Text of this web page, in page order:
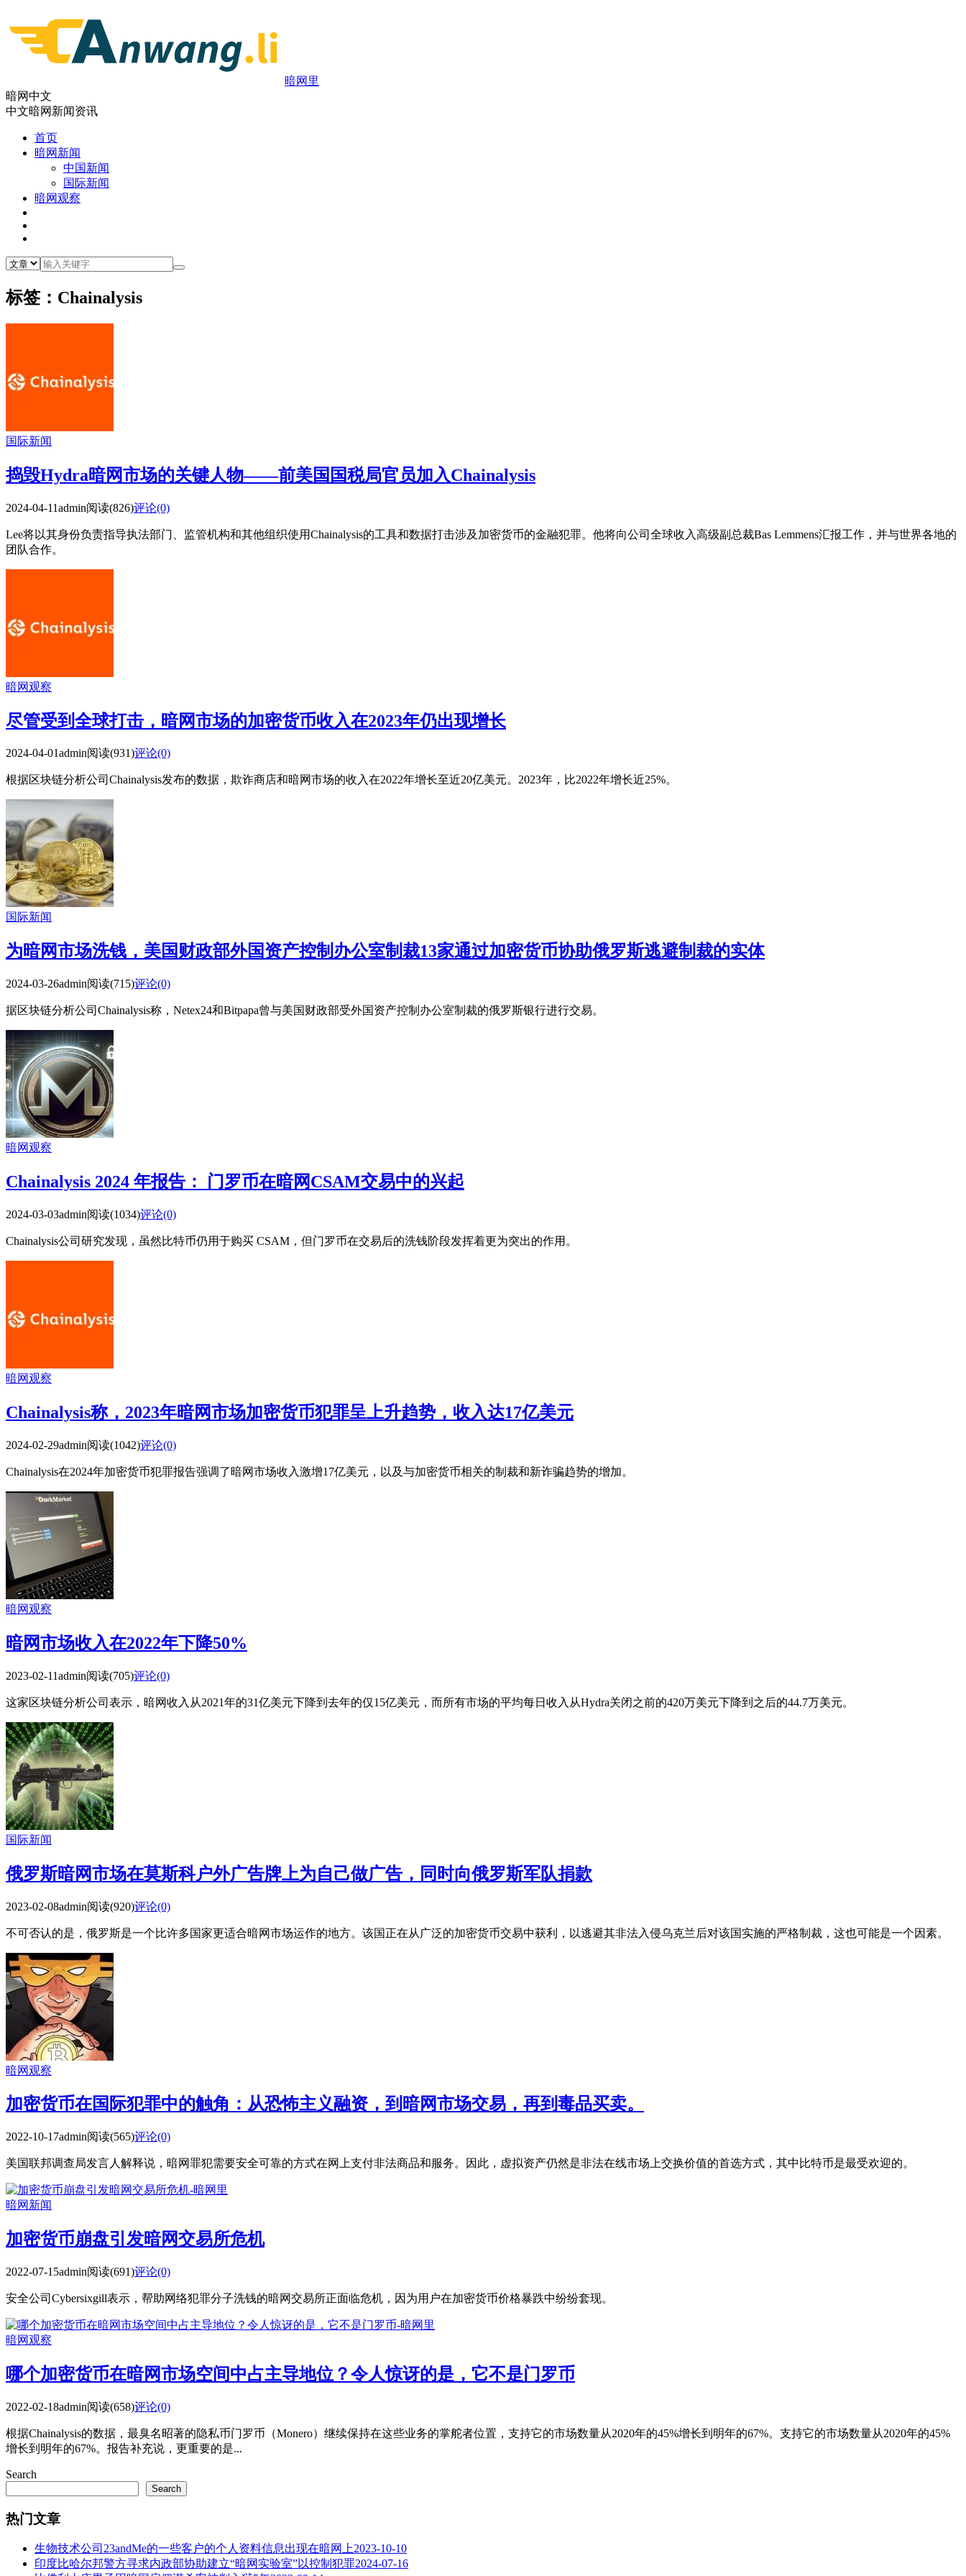
暗网里
暗网中文
中文暗网新闻资讯
首页
暗网新闻
中国新闻
国际新闻
暗网观察
标签：Chainalysis
国际新闻
捣毁Hydra暗网市场的关键人物——前美国国税局官员加入Chainalysis
2024-04-11admin阅读(826)评论(0)
Lee将以其身份负责指导执法部门、监管机构和其他组织使用Chainalysis的工具和数据打击涉及加密货币的金融犯罪。他将向公司全球收入高级副总裁Bas Lemmens汇报工作，并与世界各地的
团队合作。
暗网观察
尽管受到全球打击，暗网市场的加密货币收入在2023年仍出现增长
2024-04-01admin阅读(931)评论(0)
根据区块链分析公司Chainalysis发布的数据，欺诈商店和暗网市场的收入在2022年增长至近20亿美元。2023年，比2022年增长近25%。
国际新闻
为暗网市场洗钱，美国财政部外国资产控制办公室制裁13家通过加密货币协助俄罗斯逃避制裁的实体
2024-03-26admin阅读(715)评论(0)
据区块链分析公司Chainalysis称，Netex24和Bitpapa曾与美国财政部受外国资产控制办公室制裁的俄罗斯银行进行交易。
暗网观察
Chainalysis 2024 年报告： 门罗币在暗网CSAM交易中的兴起
2024-03-03admin阅读(1034)评论(0)
Chainalysis公司研究发现，虽然比特币仍用于购买 CSAM，但门罗币在交易后的洗钱阶段发挥着更为突出的作用。
暗网观察
Chainalysis称，2023年暗网市场加密货币犯罪呈上升趋势，收入达17亿美元
2024-02-29admin阅读(1042)评论(0)
Chainalysis在2024年加密货币犯罪报告强调了暗网市场收入激增17亿美元，以及与加密货币相关的制裁和新诈骗趋势的增加。
暗网观察
暗网市场收入在2022年下降50%
2023-02-11admin阅读(705)评论(0)
这家区块链分析公司表示，暗网收入从2021年的31亿美元下降到去年的仅15亿美元，而所有市场的平均每日收入从Hydra关闭之前的420万美元下降到之后的44.7万美元。
国际新闻
俄罗斯暗网市场在莫斯科户外广告牌上为自己做广告，同时向俄罗斯军队捐款
2023-02-08admin阅读(920)评论(0)
不可否认的是，俄罗斯是一个比许多国家更适合暗网市场运作的地方。该国正在从广泛的加密货币交易中获利，以逃避其非法入侵乌克兰后对该国实施的严格制裁，这也可能是一个因素。
暗网观察
加密货币在国际犯罪中的触角：从恐怖主义融资，到暗网市场交易，再到毒品买卖。
2022-10-17admin阅读(565)评论(0)
美国联邦调查局发言人解释说，暗网罪犯需要安全可靠的方式在网上支付非法商品和服务。因此，虚拟资产仍然是非法在线市场上交换价值的首选方式，其中比特币是最受欢迎的。
暗网新闻
加密货币崩盘引发暗网交易所危机
2022-07-15admin阅读(691)评论(0)
安全公司Cyber​​sixgill表示，帮助网络犯罪分子洗钱的暗网交易所正面临危机，因为用户在加密货币价格暴跌中纷纷套现。
暗网观察
哪个加密货币在暗网市场空间中占主导地位？令人惊讶的是，它不是门罗币
2022-02-18admin阅读(658)评论(0)
根据Chainalysis的数据，最臭名昭著的隐私币门罗币（Monero）继续保持在这些业务的掌舵者位置，支持它的市场数量从2020年的45%增长到明年的67%。支持它的市场数量从2020年的45%
增长到明年的67%。报告补充说，更重要的是...
Search
Search
热门文章
生物技术公司23andMe的一些客户的个人资料信息出现在暗网上2023-10-10
印度比哈尔邦警方寻求内政部协助建立“暗网实验室”以控制犯罪2024-07-16